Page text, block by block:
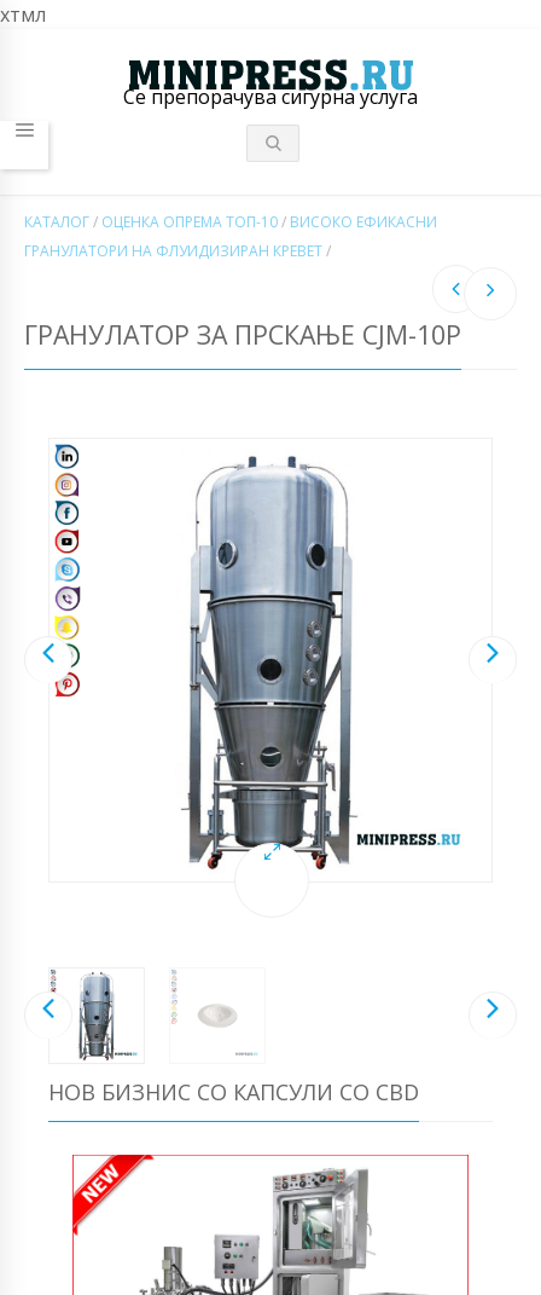
хтмл
Се препорачува сигурна услуга
КАТАЛОГ/ ОЦЕНКА ОПРЕМА ТОП-10/ ВИСОКО ЕФИКАСНИ
ГРАНУЛАТОРИ НА ФЛУИДИЗИРАН КРЕВЕТ/
ГРАНУЛАТОР ЗА ПРСКАЊЕ CJM-10P
НОВ БИЗНИС СО КАПСУЛИ СО CBD